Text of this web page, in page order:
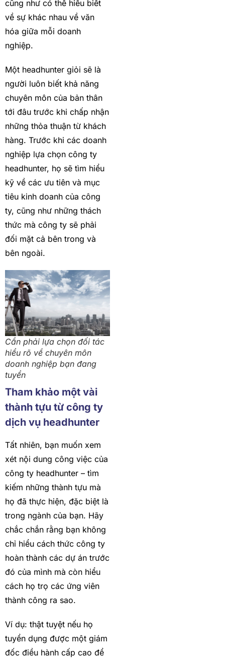
cũng như có thể hiểu biết
về sự khác nhau về văn
hóa giữa mỗi doanh
nghiệp.
Một headhunter giỏi sẽ là
người luôn biết khả năng
chuyên môn của bản thân
tới đâu trước khi chấp nhận
những thỏa thuận từ khách
hàng. Trước khi các doanh
nghiệp lựa chọn công ty
headhunter, họ sẽ tìm hiểu
kỹ về các ưu tiên và mục
tiêu kinh doanh của công
ty, cũng như những thách
thức mà công ty sẽ phải
đối mặt cả bên trong và
bên ngoài.
Cần phải lựa chọn đối tác
hiểu rõ về chuyên môn
doanh nghiệp bạn đang
tuyển
Tham khảo một vài
thành tựu từ công ty
dịch vụ headhunter
Tất nhiên, bạn muốn xem
xét nội dung công việc của
công ty headhunter – tìm
kiếm những thành tựu mà
họ đã thực hiện, đặc biệt là
trong ngành của bạn. Hãy
chắc chắn rằng bạn không
chỉ hiểu cách thức công ty
hoàn thành các dự án trước
đó của mình mà còn hiểu
cách họ trọ các ứng viên
thành công ra sao.
Ví dụ: thật tuyệt nếu họ
tuyển dụng được một giám
đốc điều hành cấp cao để